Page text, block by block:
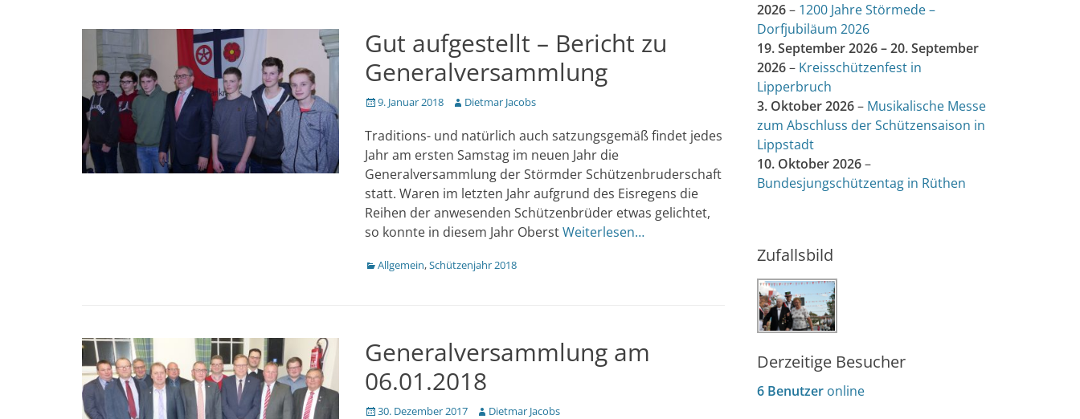
Gut aufgestellt – Bericht zu
Generalversammlung
Veröffentlicht
9. Januar 2018 Author
Dietmar Jacobs
Traditions- und natürlich auch satzungsgemäß findet jedes
Jahr am ersten Samstag im neuen Jahr die
Generalversammlung der Störmder Schützenbruderschaft
statt. Waren im letzten Jahr aufgrund des Eisregens die
Reihen der anwesenden Schützenbrüder etwas gelichtet,
so konnte in diesem Jahr OberstWeiterlesen…
Kategorien
Allgemein,Schützenjahr 2018
Generalversammlung am
06.01.2018
Veröffentlicht
30. Dezember 2017 Author
Dietmar Jacobs
2026– 1200 Jahre Störmede –
Dorfjubiläum 2026
19. September 2026–20. September
2026– Kreisschützenfest in
Lipperbruch
3. Oktober 2026– Musikalische Messe
zum Abschluss der Schützensaison in
Lippstadt
10. Oktober 2026–
Bundesjungschützentag in Rüthen
Zufallsbild
Derzeitige Besucher
6 Benutzer online